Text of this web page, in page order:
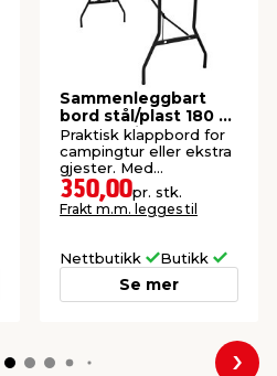
Sammenleggbart
bord stål/plast 180 x
75 cm hvit
Praktisk klappbord for
campingtur eller ekstra
gjester. Med
bærehåndtak.
350,00pr. stk.
Frakt m.m. legges til
Nettbutikk Butikk
Se mer